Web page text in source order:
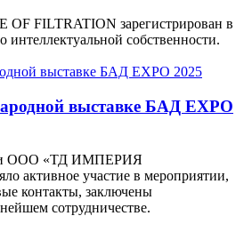
OF FILTRATION зарегистрирован в
интеллектуальной собственности.
выставке БАД EXPO
ООО «ТД ИМПЕРИЯ
участие в мероприятии,
контакты, заключены
сотрудничестве.